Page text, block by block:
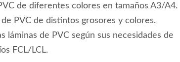
de diferentes colores en tamaños A3/A4.
PVC de distintos grosores y colores.
láminas de PVC según sus necesidades de
FCL/LCL.